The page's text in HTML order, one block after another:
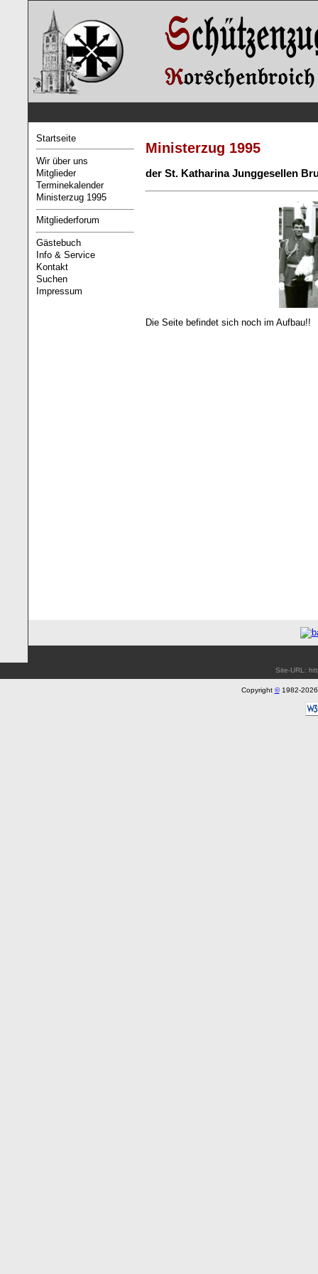
Startseite
Wir über uns
Mitglieder
Terminekalender
Ministerzug 1995
Mitgliederforum
Gästebuch
Info & Service
Kontakt
Suchen
Impressum
Ministerzug 1995
der St. Katharina Junggesellen
Die Seite befindet sich noch im Aufbau!!
Site-URL:
Copyright © 1982-